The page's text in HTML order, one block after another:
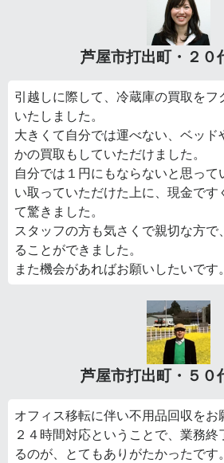
芦屋市打出町・２０
引越しに際して、冷蔵庫の買取をフ
いたしました。
大きくて自分では運べない、ベッド
かの買取もしていただけました。
自分では１円にもならないと思って
い取っていただけた上に、現金です
て驚きました。
スタッフの方も気さくで親切な方で
ることができました。
また機会があればお願いしたいです。
芦屋市打出町・５０
オフィス移転に伴い不用品回収をお
２４時間対応ということで、業務
るのが、とてもありがたかったです。